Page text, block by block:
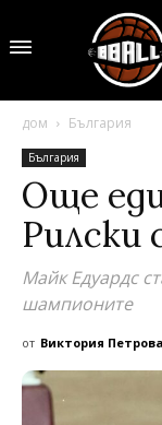
дом България
България
Още
Рилски
Майк Едуардс
шампионите
от Виктория Петрова